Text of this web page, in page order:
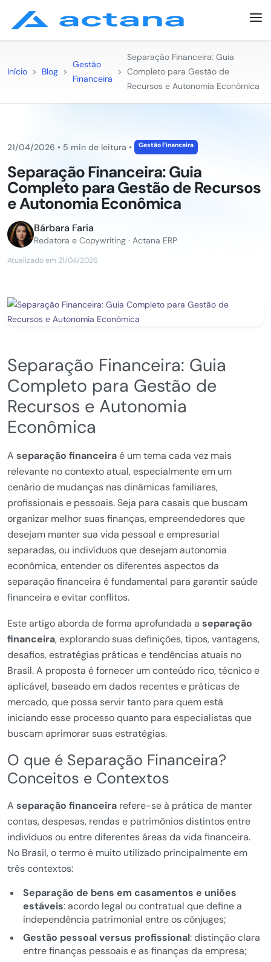
Início > Blog >
Gestão
Financeira
>
Separação Financeira: Guia
Completo para Gestão de
Recursos e Autonomia Econômica
21/04/2026 • 5 min de leitura • Gestão Financeira
Separação Financeira: Guia
Completo para Gestão de Recursos
e Autonomia Econômica
Bárbara Faria
Redatora e Copywriting · Actana ERP
Atualizado em 21/04/2026
Separação Financeira: Guia
Completo para Gestão de
Recursos e Autonomia
Econômica
A separação financeiraé um tema cada vez mais
relevante no contexto atual, especialmente em um
cenário de mudanças nas dinâmicas familiares,
profissionais e pessoais. Seja para casais que buscam
organizar melhor suas finanças, empreendedores que
desejam manter sua vida pessoal e empresarial
separadas, ou indivíduos que desejam autonomia
econômica, entender os diferentes aspectos da
separação financeira é fundamental para garantir saúde
financeira e evitar conflitos.
Este artigo aborda de forma aprofundada a separação
financeira, explorando suas definições, tipos, vantagens,
desafios, estratégias práticas e tendências atuais no
Brasil. A proposta é fornecer um conteúdo rico, técnico e
aplicável, baseado em dados recentes e práticas de
mercado, que possa servir tanto para quem está
iniciando esse processo quanto para especialistas que
buscam aprimorar suas estratégias.
O que é Separação Financeira?
Conceitos e Contextos
A separação financeira refere-se à prática de manter
contas, despesas, rendas e patrimônios distintos entre
indivíduos ou entre diferentes áreas da vida financeira.
No Brasil, o termo é muito utilizado principalmente em
três contextos:
Separação de bens em casamentos e uniões
estáveis: acordo legal ou contratual que define a
independência patrimonial entre os cônjuges;
Gestão pessoal versus profissional: distinção clara
entre finanças pessoais e as finanças da empresa;